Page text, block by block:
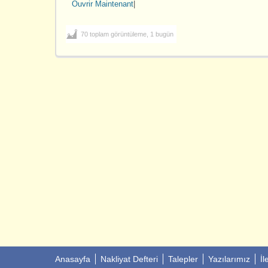
Ouvrir Maintenant
70 toplam görüntüleme, 1 bugün
Anasayfa Nakliyat Defteri Talepler Yazılarımız